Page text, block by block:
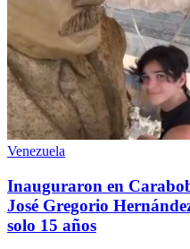
Venezuela
Inauguraron en
José Gregorio
solo 15 años